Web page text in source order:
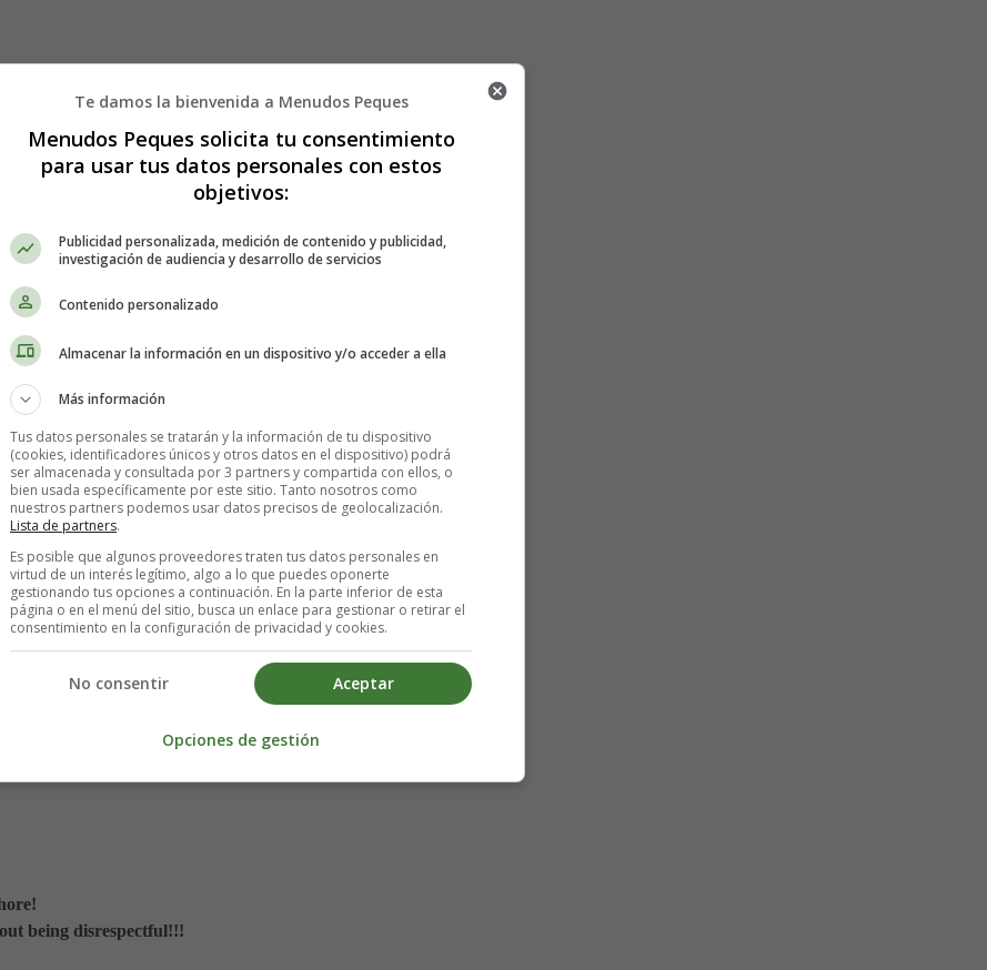
being disrespectful!!!
being disrespectful!!!
being disrespectful!!!
Te damos la bienvenida a Menudos Peques
Menudos Peques solicita tu consentimiento
para usar tus datos personales con estos
objetivos:
Publicidad personalizada, medición de contenido y publicidad,
investigación de audiencia y desarrollo de servicios
Contenido personalizado
Almacenar la información en un dispositivo y/o acceder a ella
Más información
Tus datos personales se tratarán y la información de tu dispositivo
(cookies, identificadores únicos y otros datos en el dispositivo) podrá
ser almacenada y consultada por 3 partners y compartida con ellos, o
bien usada específicamente por este sitio. Tanto nosotros como
nuestros partners podemos usar datos precisos de geolocalización.
Lista de partners.
Es posible que algunos proveedores traten tus datos personales en
virtud de un interés legítimo, algo a lo que puedes oponerte
gestionando tus opciones a continuación. En la parte inferior de esta
página o en el menú del sitio, busca un enlace para gestionar o retirar el
consentimiento en la configuración de privacidad y cookies.
Aceptar
No consentir
Opciones de gestión